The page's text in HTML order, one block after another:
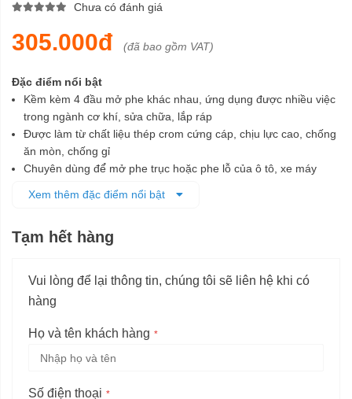
Chưa có đánh giá
305.000đ (đã bao gồm VAT)
Đặc điểm nổi bật
Kềm kèm 4 đầu mở phe khác nhau, ứng dụng được nhiều việc
trong ngành cơ khí, sửa chữa, lắp ráp
Được làm từ chất liệu thép crom cứng cáp, chịu lực cao, chống
ăn mòn, chống gỉ
Chuyên dùng để̉ mở phe trục hoặc phe lỗ của ô tô, xe máy
Xem thêm đặc điểm nổi bật
Tạm hết hàng
Vui lòng để lại thông tin, chúng tôi sẽ liên hệ khi có
hàng
Họ và tên khách hàng
Số điện thoại